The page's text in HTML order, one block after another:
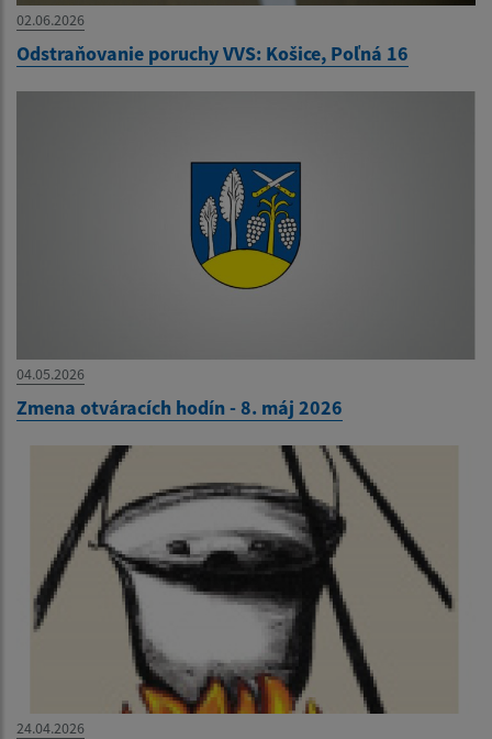
02.06.2026
Odstraňovanie poruchy VVS: Košice, Poľná 16
04.05.2026
Zmena otváracích hodín - 8. máj 2026
24.04.2026